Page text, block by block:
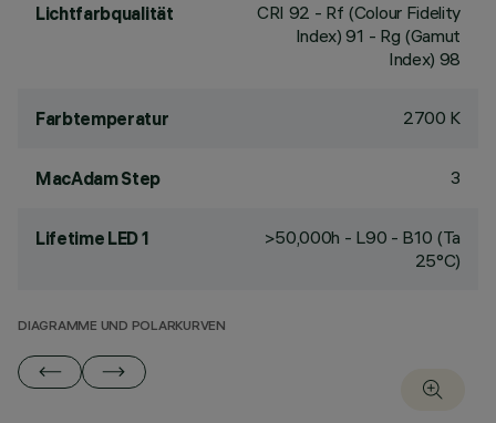
Lichtfarbqualität CRI 92 - Rf (Colour Fidelity
Index) 91 - Rg (Gamut
Index) 98
Farbtemperatur 2700 K
MacAdam Step 3
Lifetime LED 1
>50,000h - L90 - B10 (Ta
25°C)
DIAGRAMME UND POLARKURVEN